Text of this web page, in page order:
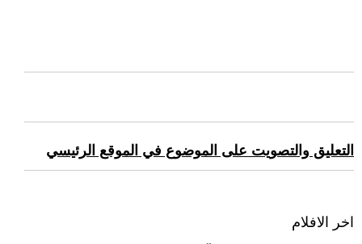
التعليق والتصويت على الموضوع في الموقع الرئيسي
اخر الافلام